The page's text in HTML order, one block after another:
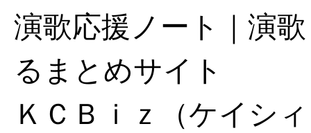
演歌応援ノート｜演
るまとめサイト
ＫＣＢｉｚ（ケイシ